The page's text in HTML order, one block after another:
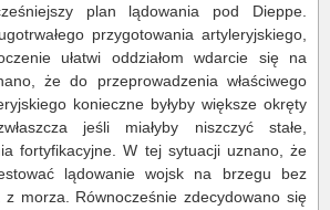
plan lądowania pod Dieppe.
przygotowania artyleryjskiego,
ułatwi oddziałom wdarcie się na
że do przeprowadzenia właściwego
konieczne byłyby większe okręty
jeśli miałyby niszczyć stałe,
fortyfikacyjne. W tej sytuacji uznano, że
lądowanie wojsk na brzegu bez
z morza. Równocześnie zdecydowano się